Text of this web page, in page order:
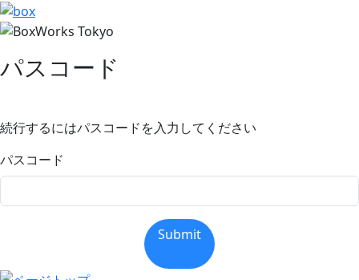
パスコード
続行するにはパスコードを入力してください
パスコード
Submit